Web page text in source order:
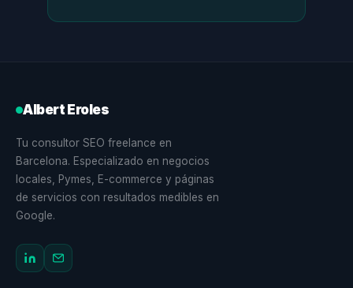
Albert Eroles
Tu consultor SEO freelance en
Barcelona. Especializado en negocios
locales, Pymes, E-commerce y páginas
de servicios con resultados medibles en
Google.